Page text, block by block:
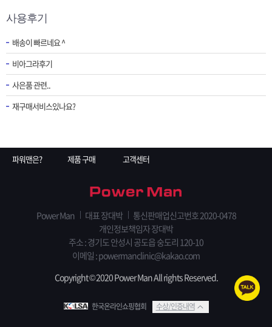
사용후기
배송이 빠르네요 ^
비아그라후기
사은품 관련..
재구매서비스있나요?
파워맨은? 제품 구매 고객센터
Power Man 대표 장대박
통신판매업신고번호 2020-0478
개인정보책임자 장대박
주소 : 경기도 안성시 공도읍 숭도리 120-10
이메일 : powermanclinic@kakao.com
Copyright © 2020 Power Man All rights Reserved.
한국온라인쇼핑협회 수상/인증내역